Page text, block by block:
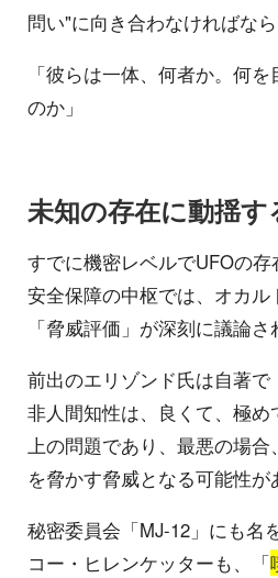
問い"に向き合わなければなら
「彼らは一体、何者か。何
のか」
未知の存在に動揺す
すでに機密レベルでUFOの
安全保障の中枢では、オカ
「脅威評価」が深刻に議論さ
前出のエリゾンド氏は自著で
非人間知性は、良くて、極
上の問題であり、最悪の場
を脅かす脅威となる可能性が
秘密委員会「MJ‐12」にも名
コー・ヒレンケッターも、「